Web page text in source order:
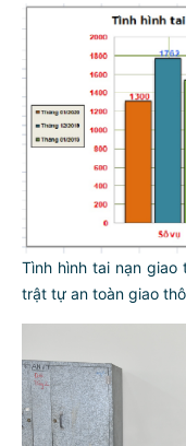
Tình hình tai nạn
trật tự an toàn giao